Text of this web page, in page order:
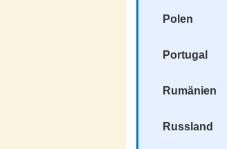
Polen
Portugal
Rumänien
Russland